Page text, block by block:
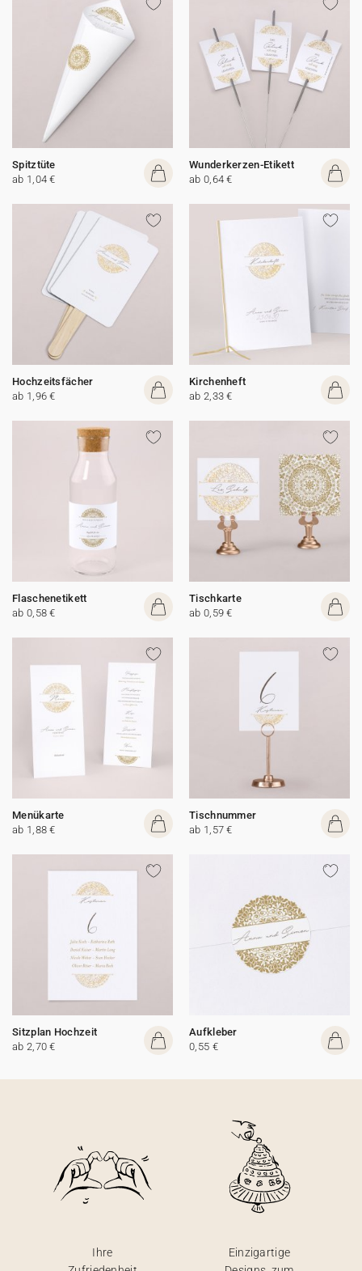
Spitztüte
ab 1,04 €
Wunderkerzen-Etikett
ab 0,64 €
Hochzeitsfächer
ab 1,96 €
Kirchenheft
ab 2,33 €
Flaschenetikett
ab 0,58 €
Tischkarte
ab 0,59 €
Menükarte
ab 1,88 €
Tischnummer
ab 1,57 €
Sitzplan Hochzeit
ab 2,70 €
Aufkleber
0,55 €
Ihre
Einzigartige